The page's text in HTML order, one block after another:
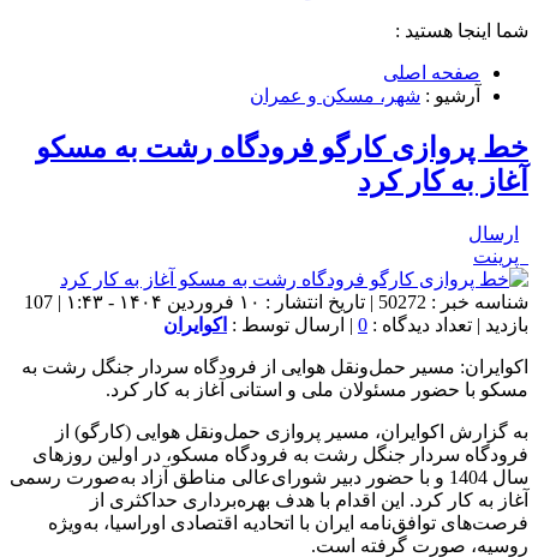
شما اینجا هستید :
صفحه اصلی
آرشیو : شهر، مسکن و عمران
خط پروازی کارگو فرودگاه رشت به مسکو
آغاز به کار کرد
ارسال
پرینت
شناسه خبر : 50272 | تاریخ انتشار : ۱۰ فروردین ۱۴۰۴ - ۱:۴۳ | 107
بازدید | تعداد دیدگاه : 0 | ارسال توسط : اکوایران
اکوایران: مسیر حمل‌ونقل هوایی از فرودگاه سردار جنگل رشت به
مسکو با حضور مسئولان ملی و استانی آغاز به کار کرد.
به گزارش اکوایران، مسیر پروازی حمل‌ونقل هوایی (کارگو) از
فرودگاه سردار جنگل رشت به فرودگاه مسکو، در اولین روزهای
سال 1404 و با حضور دبیر شورای‌عالی مناطق آزاد به‌صورت رسمی
آغاز به کار کرد. این اقدام با هدف بهره‌برداری حداکثری از
فرصت‌های توافق‌نامه ایران با اتحادیه اقتصادی اوراسیا، به‌ویژه
روسیه، صورت گرفته است.